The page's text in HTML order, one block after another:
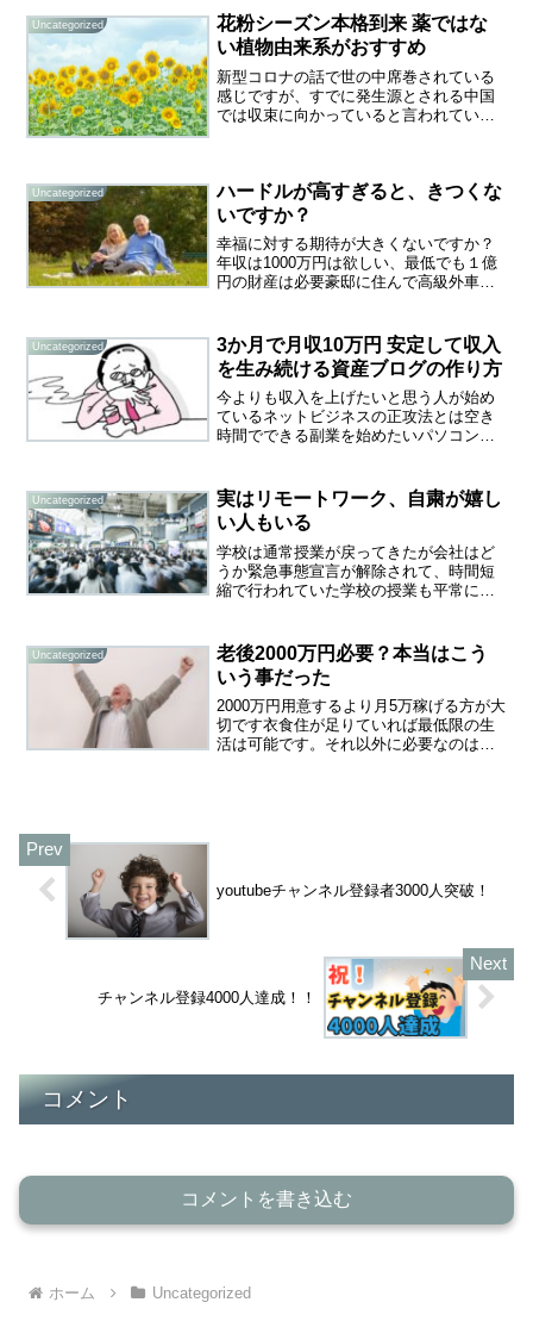
で倒れても誰にも発見されずに孤独死を
迎えたり、看病して...
Uncategorized
花粉シーズン本格到来 薬ではな
い植物由来系がおすすめ
新型コロナの話で世の中席巻されている
感じですが、すでに発生源とされる中国
では収束に向かっていると言われていま
ズンが来ています。マス...
Uncategorized
ハードルが高すぎると、きつくな
いですか？
幸福に対する期待が大きくないですか？
年収は1000万円は欲しい、最低でも１億
円の財産は必要豪邸に住んで高級外車を
として評価されたいこれらの言葉の前に
は「俺が」という前提...
Uncategorized
3か月で月収10万円 安定して収入
を生み続ける資産ブログの作り方
今よりも収入を上げたいと思う人が始め
ているネットビジネスの正攻法とは空き
時間でできる副業を始めたいパソコン初
ンジしたい、でも不安もある期待や希望
を持ちながらも不安を抱え...
Uncategorized
実はリモートワーク、自粛が嬉し
い人もいる
学校は通常授業が戻ってきたが会社はど
うか緊急事態宣言が解除されて、時間短
縮で行われていた学校の授業も平常に戻
始める中、世界中で感染の再拡大が報じ
られています。再び自粛要...
Uncategorized
老後2000万円必要？本当はこう
いう事だった
2000万円用意するより月5万稼げる方が大
切です衣食住が足りていれば最低限の生
活は可能です。それ以外に必要なのは医
youtubeチャンネル登録者3000人突破！
チャンネル登録4000人達成！！
コメント
コメントを書き込む
ホーム Uncategorized